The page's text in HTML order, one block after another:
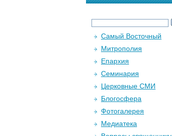
Самый Восточный
Митрополия
Епархия
Семинария
Церковные СМИ
Блогосфера
Фотогалерея
Медиатека